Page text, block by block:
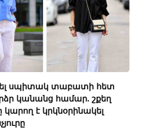
սպիտակ տաբատի հետ
կանանց համար. շքեղ
կարող է կրկնօրինակել